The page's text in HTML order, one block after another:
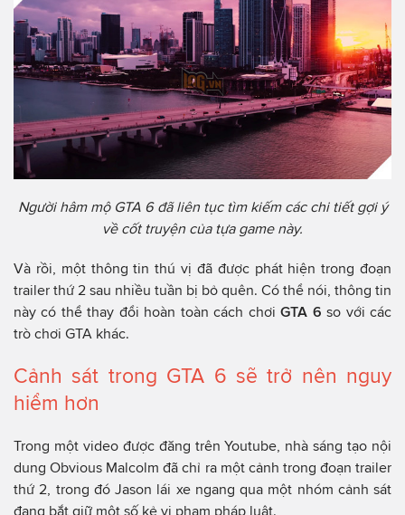
Người hâm mộ GTA 6 đã liên tục tìm kiếm các chi tiết gợi ý
về cốt truyện của tựa game này.
Và rồi, một thông tin thú vị đã được phát hiện trong đoạn
trailer thứ 2 sau nhiều tuần bị bỏ quên. Có thể nói, thông tin
này có thể thay đổi hoàn toàn cách chơiGTA 6so với các
trò chơi GTA khác.
Cảnh sát trong GTA 6 sẽ trở nên nguy
hiểm hơn
Trong một video được đăng trên Youtube, nhà sáng tạo nội
dung Obvious Malcolm đã chỉ ra một cảnh trong đoạn trailer
thứ 2, trong đó Jason lái xe ngang qua một nhóm cảnh sát
đang bắt giữ một số kẻ vi phạm pháp luật.